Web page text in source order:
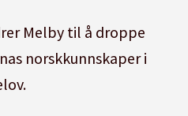
Melby til å droppe
norskkunnskaper i